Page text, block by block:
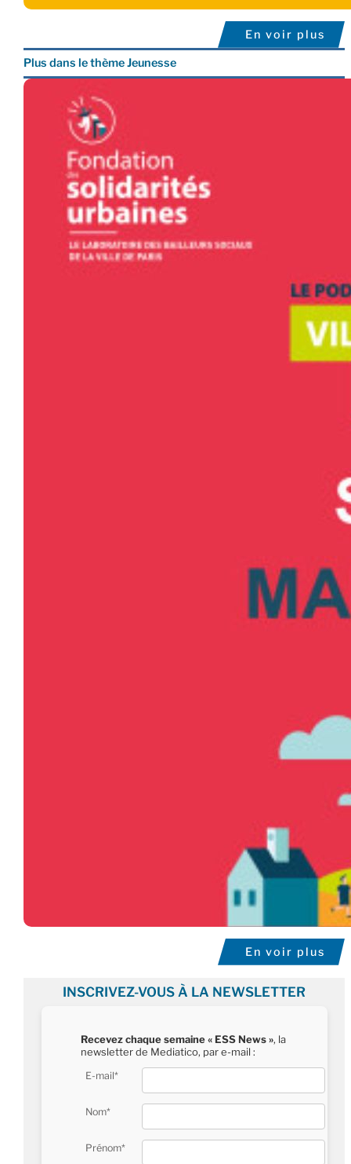
En voir plus
Plus dans le thème Jeunesse
En voir plus
INSCRIVEZ-VOUS À LA NEWSLETTER
Recevez chaque semaine « ESS News », la
newsletter de Mediatico, par e-mail :
E-mail*
Nom*
Prénom*